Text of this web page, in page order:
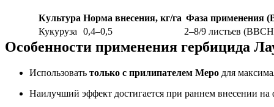
Культура Норма внесения, кг/га Фаза применения
Кукуруза 0,4–0,5 2–8/9 листьев
Особенности применения гербицида
Использовать только с прилипателем Меро для
Наилучший эффект достигается при раннем внесении на